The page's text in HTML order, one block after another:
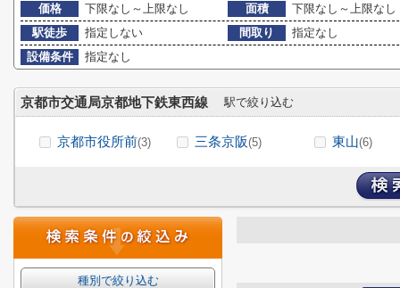
価格
下限なし～上限なし 面積
下限なし～上限なし
駅徒歩
指定しない 間取り
指定なし
設備条件
指定なし
京都市交通局京都地下鉄東西線 駅で絞り込む
京都市役所前(3) 三条京阪(5) 東山(6)
種別で絞り込む